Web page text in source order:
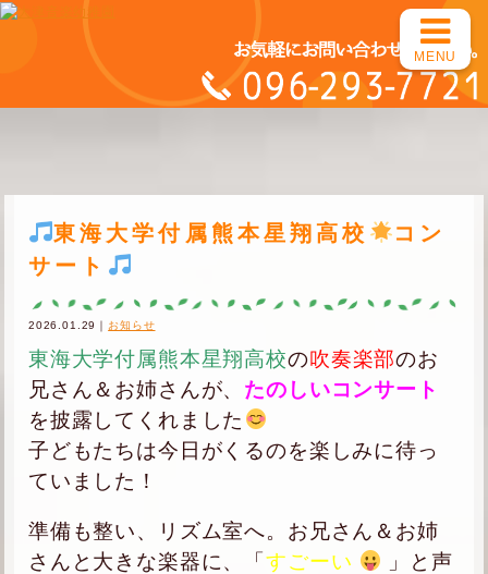
東海大学付属熊本星翔高校
コン
サート
2026.01.29｜ お知らせ
東海大学付属熊本星翔高校の吹奏楽部のお
兄さん＆お姉さんが、 たのしいコンサート
を披露してくれました
子どもたちは今日がくるのを楽しみに待っ
ていました！
準備も整い、リズム室へ。お兄さん＆お姉
さんと大きな楽器に、「すごーい
」と声
MENU